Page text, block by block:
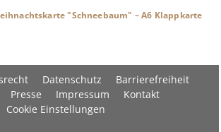
"Schneebaum" – A6 Klappkarte
Datenschutz
Barrierefreiheit
Presse Impressum
Kontakt
Cookie Einstellungen